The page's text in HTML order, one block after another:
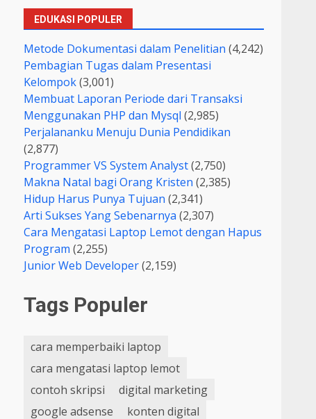
EDUKASI POPULER
Metode Dokumentasi dalam Penelitian (4,242)
Pembagian Tugas dalam Presentasi
Kelompok(3,001)
Membuat Laporan Periode dari Transaksi
Menggunakan PHP dan Mysql (2,985)
Perjalananku Menuju Dunia Pendidikan
(2,877)
Programmer VS System Analyst(2,750)
Makna Natal bagi Orang Kristen (2,385)
Hidup Harus Punya Tujuan (2,341)
Arti Sukses Yang Sebenarnya (2,307)
Cara Mengatasi Laptop Lemot dengan Hapus
Program (2,255)
Junior Web Developer(2,159)
Tags Populer
cara memperbaiki laptop
cara mengatasi laptop lemot
contoh skripsi
digital marketing
google adsense
konten digital